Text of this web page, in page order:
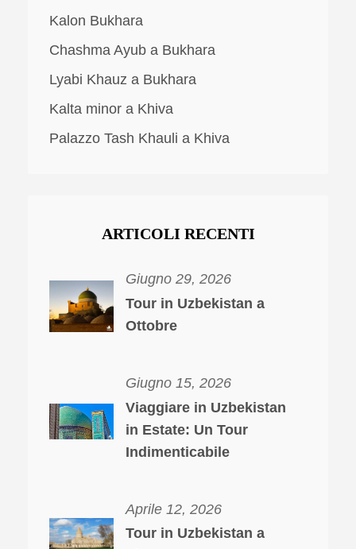
Kalon Bukhara
Chashma Ayub a Bukhara
Lyabi Khauz a Bukhara
Kalta minor a Khiva
Palazzo Tash Khauli a Khiva
ARTICOLI RECENTI
Giugno 29, 2026
Tour in Uzbekistan a
Ottobre
Giugno 15, 2026
Viaggiare in Uzbekistan
in Estate: Un Tour
Indimenticabile
Aprile 12, 2026
Tour in Uzbekistan a